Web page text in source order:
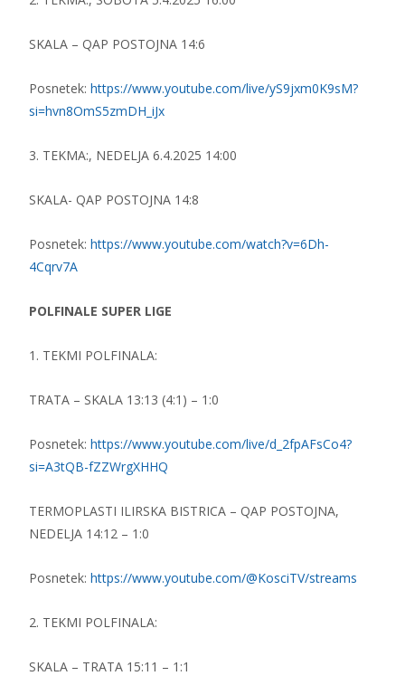
SKALA – QAP POSTOJNA 14:6
Posnetek: https://www.youtube.com/live/yS9jxm0K9sM?
si=hvn8OmS5zmDH_iJx
3. TEKMA:, NEDELJA 6.4.2025 14:00
SKALA- QAP POSTOJNA 14:8
Posnetek: https://www.youtube.com/watch?v=6Dh-
4Cqrv7A
POLFINALE SUPER LIGE
1. TEKMI POLFINALA:
TRATA – SKALA 13:13 (4:1) – 1:0
Posnetek: https://www.youtube.com/live/d_2fpAFsCo4?
si=A3tQB-fZZWrgXHHQ
TERMOPLASTI ILIRSKA BISTRICA – QAP POSTOJNA,
NEDELJA 14:12 – 1:0
Posnetek: https://www.youtube.com/@KosciTV/streams
2. TEKMI POLFINALA:
SKALA – TRATA 15:11 – 1:1